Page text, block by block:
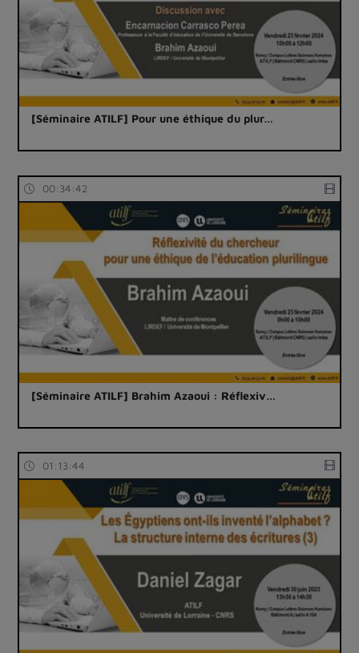
[Séminaire ATILF] Pour une éthique du plur…
00:34:42
[Séminaire ATILF] Brahim Azaoui : Réflexiv…
01:13:44